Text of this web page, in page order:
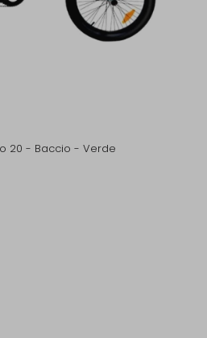
20 - Baccio - Verde